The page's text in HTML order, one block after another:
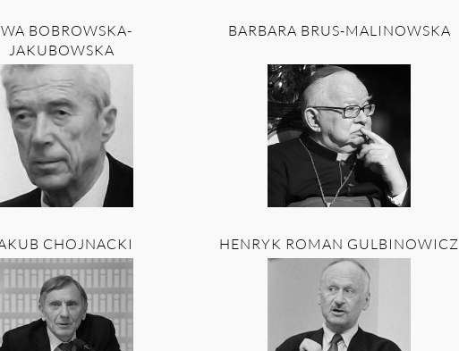
BOBROWSKA-
JAKUBOWSKA
BARBARA BRUS-MALINOWSKA
CHOJNACKI HENRYK ROMAN GULBINOWICZ